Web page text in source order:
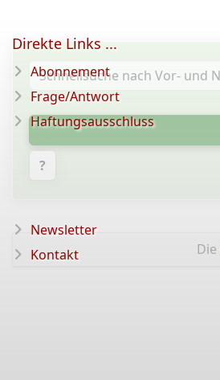
?
Die
Direkte Links ...
Abonnement
Frage/Antwort
Haftungsausschluss
Newsletter
Kontakt